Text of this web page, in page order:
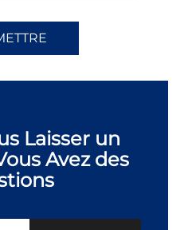
Laisser un
Avez des